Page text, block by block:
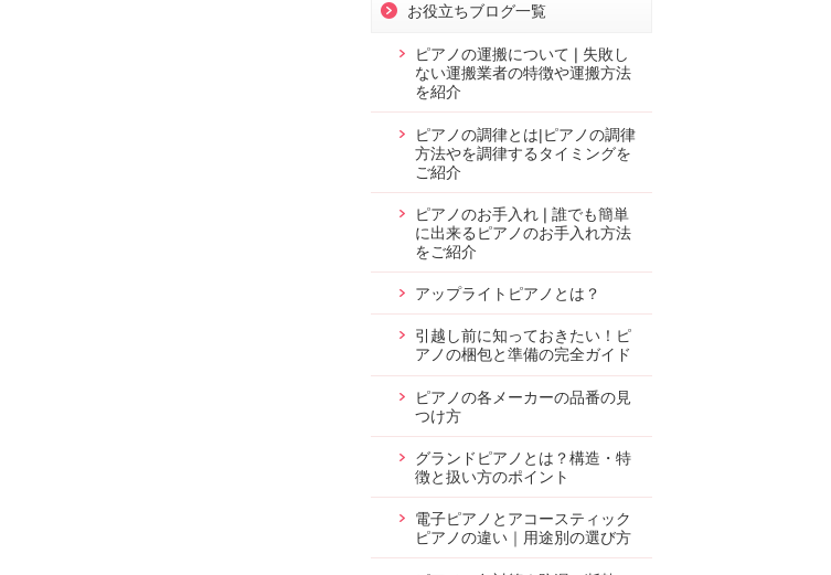
お役立ちブログ一覧
ピアノの運搬について❘失敗し
ない運搬業者の特徴や運搬方法
を紹介
ピアノの調律とは|ピアノの調律
方法やを調律するタイミングを
ご紹介
ピアノのお手入れ❘誰でも簡単
に出来るピアノのお手入れ方法
をご紹介
アップライトピアノとは？
引越し前に知っておきたい！ピ
アノの梱包と準備の完全ガイド
ピアノの各メーカーの品番の見
つけ方
グランドピアノとは？構造・特
徴と扱い方のポイント
電子ピアノとアコースティック
ピアノの違い｜用途別の選び方